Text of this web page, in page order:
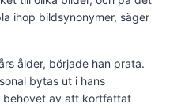
ihop bildsynonymer, säger
ålder, började han prata.
bytas ut i hans
behovet av att kortfattat